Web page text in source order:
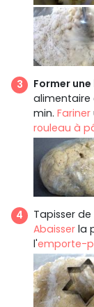
Former
alimentaire
min. Fariner
rouleau à
Tapisser
Abaisser la
l'emporte-